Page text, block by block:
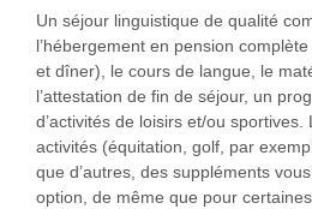
Un séjour linguistique de qualité
l’hébergement en pension
et dîner), le cours de langue, le
l’attestation de fin de séjour, un
d’activités de loisirs et/ou
activités (équitation, golf, par
que d’autres, des suppléments
option, de même que pour